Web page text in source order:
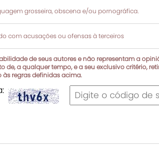
grosseira, obscena e/ou pornográfica.
com acusações ou ofensas à terceiros
de seus autores e não representam a
de, a qualquer tempo, e a seu exclusivo critério,
regras definidas acima.